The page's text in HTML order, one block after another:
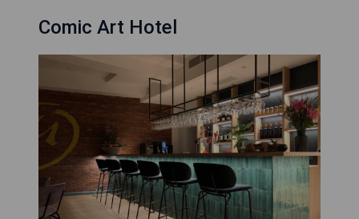
Comic Art Hotel